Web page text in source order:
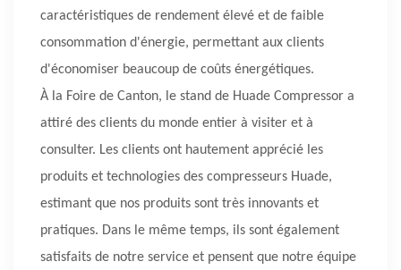
caractéristiques de rendement élevé et de faible
consommation d'énergie, permettant aux clients
d'économiser beaucoup de coûts énergétiques.
À la Foire de Canton, le stand de Huade Compressor a
attiré des clients du monde entier à visiter et à
consulter. Les clients ont hautement apprécié les
produits et technologies des compresseurs Huade,
estimant que nos produits sont très innovants et
pratiques. Dans le même temps, ils sont également
satisfaits de notre service et pensent que notre équipe